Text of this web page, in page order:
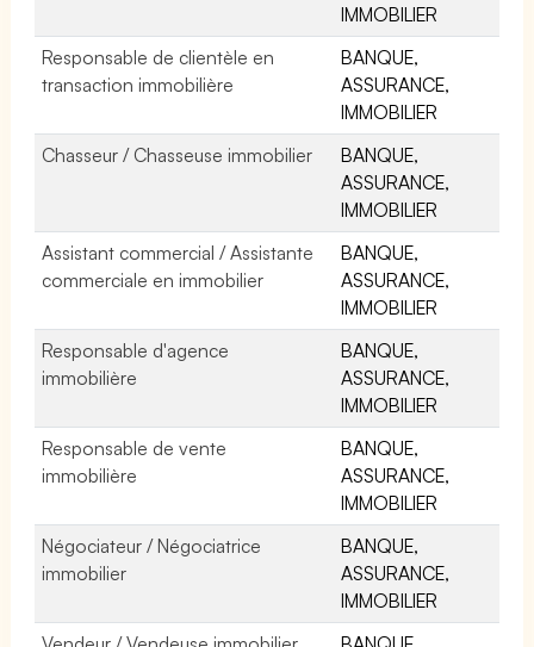
IMMOBILIER
Responsable de clientèle en
transaction immobilière
BANQUE,
ASSURANCE,
IMMOBILIER
Chasseur / Chasseuse immobilier
BANQUE,
ASSURANCE,
IMMOBILIER
Assistant commercial / Assistante
commerciale en immobilier
BANQUE,
ASSURANCE,
IMMOBILIER
Responsable d'agence
immobilière
BANQUE,
ASSURANCE,
IMMOBILIER
Responsable de vente
immobilière
BANQUE,
ASSURANCE,
IMMOBILIER
Négociateur / Négociatrice
immobilier
BANQUE,
ASSURANCE,
IMMOBILIER